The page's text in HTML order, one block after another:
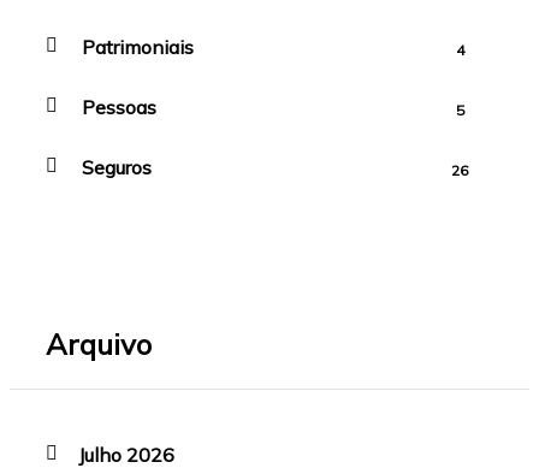
Patrimoniais 4
Pessoas 5
Seguros 26
Arquivo
Julho 2026